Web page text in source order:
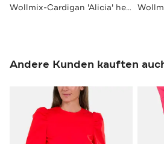
Wollmix-Cardigan 'Alicia' hellgrau
Andere Kunden kauften